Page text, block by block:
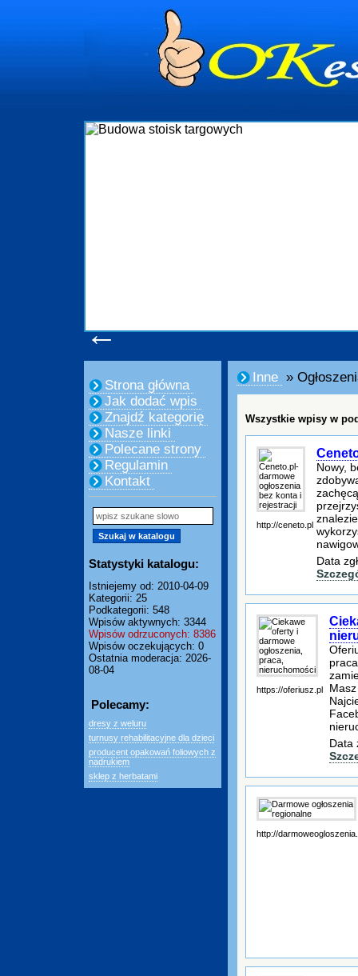
←
Strona główna
Jak dodać wpis
Znajdź kategorię
Nasze linki
Polecane strony
Regulamin
Kontakt
Statystyki katalogu:
Istniejemy od: 2010-04-09
Kategorii: 25
Podkategorii: 548
Wpisów aktywnych: 3344
Wpisów odrzuconych: 8386
Wpisów oczekujących: 0
Ostatnia moderacja: 2026-
08-04
Polecamy:
dresy z weluru
turnusy rehabilitacyjne dla dzieci
producent opakowań foliowych z
nadrukiem
sklep z herbatami
Inne »
Wszystkie wpisy w
http://ceneto.pl
Nowy,
Data
https://oferiusz.pl
Data
http://